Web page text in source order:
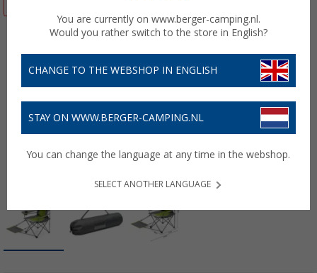
You are currently on www.berger-camping.nl.
Would you rather switch to the store in English?
CHANGE TO THE WEBSHOP IN ENGLISH
STAY ON WWW.BERGER-CAMPING.NL
You can change the language at any time in the webshop.
SELECT ANOTHER LANGUAGE